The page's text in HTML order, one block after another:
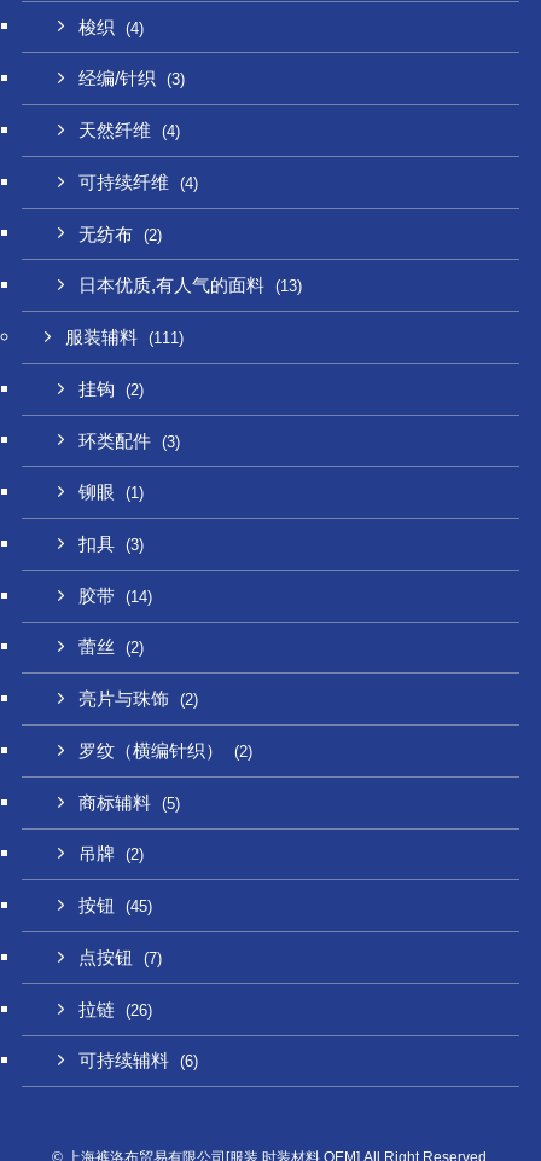
梭织 (4)
经编/针织 (3)
天然纤维 (4)
可持续纤维 (4)
无纺布 (2)
日本优质,有人气的面料 (13)
服装辅料 (111)
挂钩 (2)
环类配件 (3)
铆眼 (1)
扣具 (3)
胶带 (14)
蕾丝 (2)
亮片与珠饰 (2)
罗纹（横编针织） (2)
商标辅料 (5)
吊牌 (2)
按钮 (45)
点按钮 (7)
拉链 (26)
可持续辅料 (6)
©上海裤洛布贸易有限公司[服装,时装材料,OEM] All Right Reserved.